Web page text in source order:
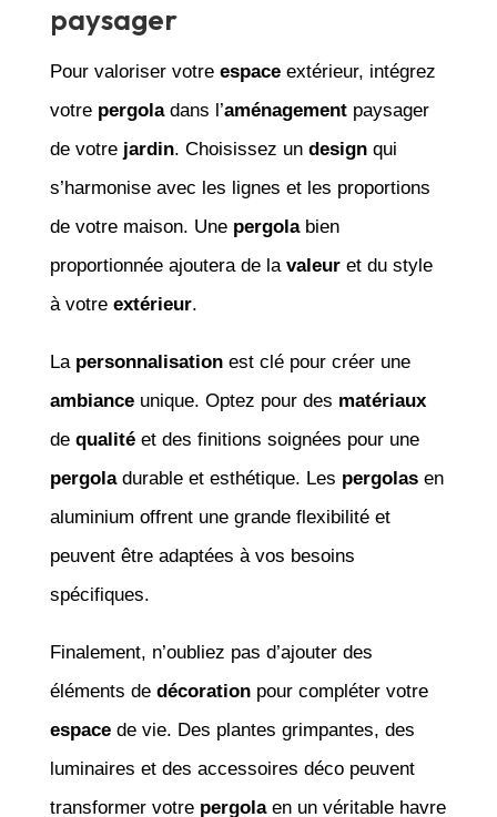
paysager
Pour valoriser votre espaceextérieur, intégrez
votre pergoladans l’aménagementpaysager
de votre jardin. Choisissez un designqui
s’harmonise avec les lignes et les proportions
de votre maison. Une pergolabien
proportionnée ajoutera de la valeuret du style
à votre extérieur.
La personnalisationest clé pour créer une
ambianceunique. Optez pour des matériaux
de qualitéet des finitions soignées pour une
pergoladurable et esthétique. Les pergolasen
aluminium offrent une grande flexibilité et
peuvent être adaptées à vos besoins
spécifiques.
Finalement, n’oubliez pas d’ajouter des
éléments de décorationpour compléter votre
espacede vie. Des plantes grimpantes, des
luminaires et des accessoires déco peuvent
transformer votre pergolaen un véritable havre